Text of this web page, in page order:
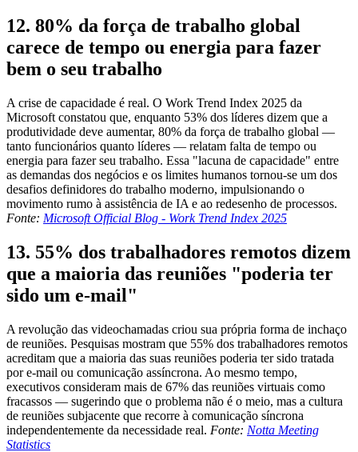
12. 80% da força de trabalho global
carece de tempo ou energia para fazer
bem o seu trabalho
A crise de capacidade é real. O Work Trend Index 2025 da
Microsoft constatou que, enquanto 53% dos líderes dizem que a
produtividade deve aumentar, 80% da força de trabalho global —
tanto funcionários quanto líderes — relatam falta de tempo ou
energia para fazer seu trabalho. Essa "lacuna de capacidade" entre
as demandas dos negócios e os limites humanos tornou-se um dos
desafios definidores do trabalho moderno, impulsionando o
movimento rumo à assistência de IA e ao redesenho de processos.
Fonte: Microsoft Official Blog - Work Trend Index 2025
13. 55% dos trabalhadores remotos dizem
que a maioria das reuniões "poderia ter
sido um e-mail"
A revolução das videochamadas criou sua própria forma de inchaço
de reuniões. Pesquisas mostram que 55% dos trabalhadores remotos
acreditam que a maioria das suas reuniões poderia ter sido tratada
por e-mail ou comunicação assíncrona. Ao mesmo tempo,
executivos consideram mais de 67% das reuniões virtuais como
fracassos — sugerindo que o problema não é o meio, mas a cultura
de reuniões subjacente que recorre à comunicação síncrona
independentemente da necessidade real. Fonte: Notta Meeting
Statistics